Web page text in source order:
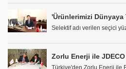
'Ürünlerimizi Dünyaya
Selektif adı verilen seçici